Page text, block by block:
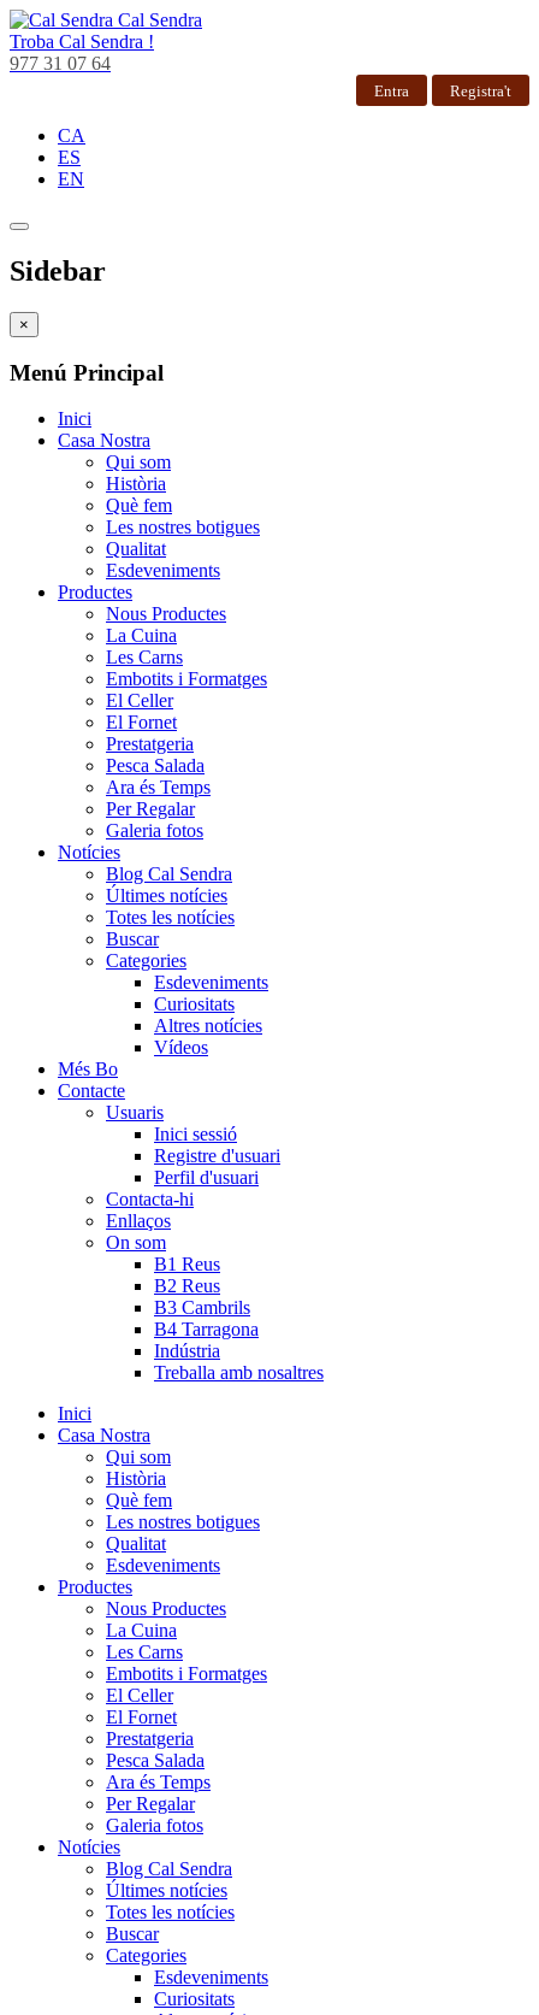
Cal Sendra
Troba Cal Sendra !
977 31 07 64
Entra Registra't
CA
ES
EN
Sidebar
×
Menú Principal
Inici
Casa Nostra
Qui som
Història
Què fem
Les nostres botigues
Qualitat
Esdeveniments
Productes
Nous Productes
La Cuina
Les Carns
Embotits i Formatges
El Celler
El Fornet
Prestatgeria
Pesca Salada
Ara és Temps
Per Regalar
Galeria fotos
Notícies
Blog Cal Sendra
Últimes notícies
Totes les notícies
Buscar
Categories
Esdeveniments
Curiositats
Altres notícies
Vídeos
Més Bo
Contacte
Usuaris
Inici sessió
Registre d'usuari
Perfil d'usuari
Contacta-hi
Enllaços
On som
B1 Reus
B2 Reus
B3 Cambrils
B4 Tarragona
Indústria
Treballa amb nosaltres
Inici
Casa Nostra
Qui som
Història
Què fem
Les nostres botigues
Qualitat
Esdeveniments
Productes
Nous Productes
La Cuina
Les Carns
Embotits i Formatges
El Celler
El Fornet
Prestatgeria
Pesca Salada
Ara és Temps
Per Regalar
Galeria fotos
Notícies
Blog Cal Sendra
Últimes notícies
Totes les notícies
Buscar
Categories
Esdeveniments
Curiositats